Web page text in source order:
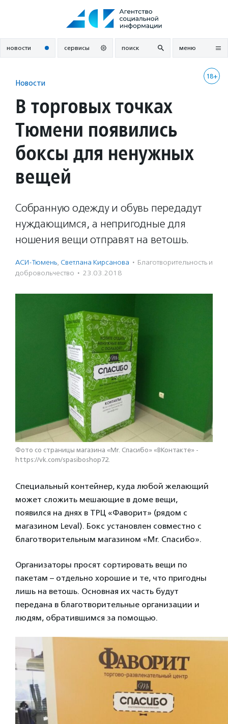
новости сервисы поиск меню
18+
Новости
В торговых точках
Тюмени появились
боксы для ненужных
вещей
Собранную одежду и обувь передадут
нуждающимся, а непригодные для
ношения вещи отправят на ветошь.
АСИ-Тюмень, Светлана Кирсанова · Благотвори­тель­ность и
доброволь­чест­во · 23.03.2018
Фото со страницы магазина «Mr. Спасибо» «ВКонтакте» -
https://vk.com/spasiboshop72.
Специальный контейнер, куда любой желающий
может сложить мешающие в доме вещи,
появился на днях в ТРЦ «Фаворит» (рядом с
магазином Leval). Бокс установлен совместно с
благотворительным магазином «Mr. Спасибо».
Организаторы просят сортировать вещи по
пакетам – отдельно хорошие и те, что пригодны
лишь на ветошь. Основная их часть будут
передана в благотворительные организации и
людям, обратившимся за помощью.